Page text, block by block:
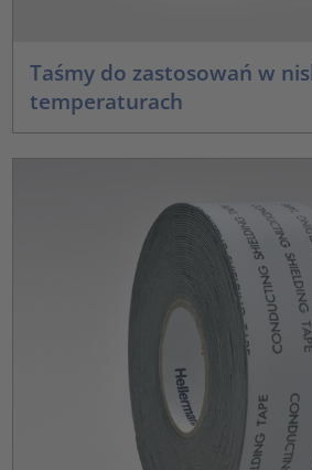
Taśmy do zastosowań w
temperaturach